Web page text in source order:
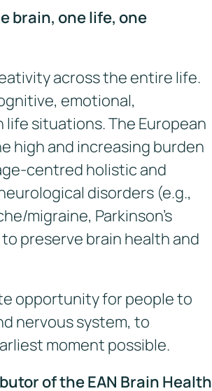
brain, one life, one
across the entire life.
emotional,
situations. The European
high and increasing burden
centred holistic and
disorders (e.g.,
migraine, Parkinson’s
preserve brain health and
opportunity for people to
nervous system, to
moment possible.
of the EAN Brain Health